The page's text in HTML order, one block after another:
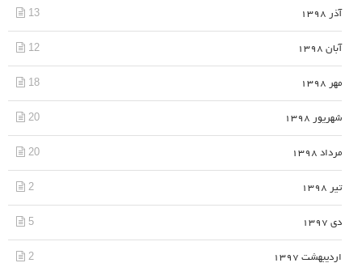
آذر 1398 13
آبان 1398 12
مهر 1398 18
شهریور 1398 20
مرداد 1398 20
تیر 1398 2
دی 1397 5
اردیبهشت 1397 2